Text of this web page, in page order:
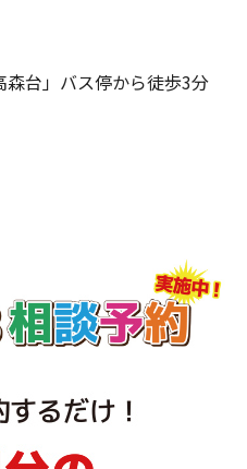
台」バス停から徒歩3分